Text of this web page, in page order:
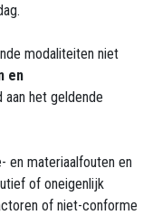
modaliteiten niet
en
aan het geldende
en materiaalfouten en
of oneigenlijk
of niet-conforme